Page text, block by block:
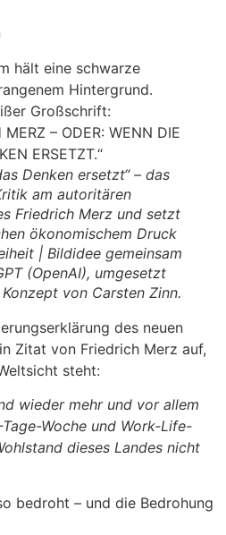
Denken ersetzt“ – das
am autoritären
Friedrich Merz und setzt
ökonomischem Druck
| Bildidee gemeinsam
(OpenAI), umgesetzt
von Carsten Zinn.
des neuen
Zitat von Friedrich Merz auf,
steht:
wieder mehr und vor allem
Woche und Work-Life-
dieses Landes nicht
bedroht – und die Bedrohung